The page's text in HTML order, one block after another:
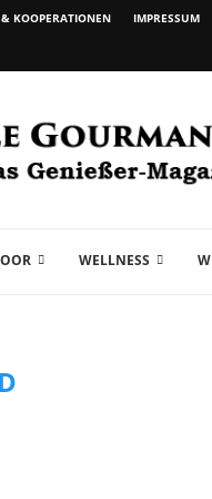
KOOPERATIONEN IMPRESSUM
WELLNESS